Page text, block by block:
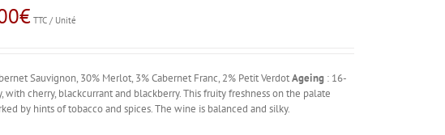
€ TTC / Unité
Sauvignon, 30% Merlot, 3% Cabernet Franc, 2% Petit VerdotAgeing : 16-
cherry, blackcurrant and blackberry. This fruity freshness on the palate
by hints of tobacco and spices. The wine is balanced and silky.